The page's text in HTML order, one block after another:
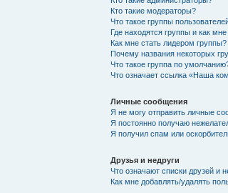
Кто такие модераторы?
Что такое группы
Где находятся группы и как
Как мне стать лидером группы?
Почему названия некоторых
Что такое группа по
Что означает ссылка «Наша
Личные сообщения
Я не могу отправить личные
Я постоянно получаю
Я получил спам или
Друзья и недруги
Что означают списки друзей и
Как мне добавлять/удалять